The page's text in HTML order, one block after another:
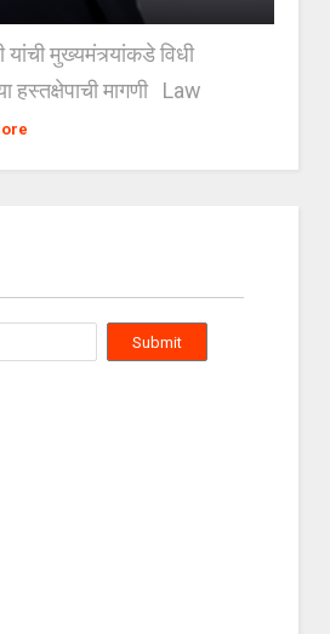
मुख्यमंत्र्यांकडे विधी
हस्तक्षेपाची मागणी Law